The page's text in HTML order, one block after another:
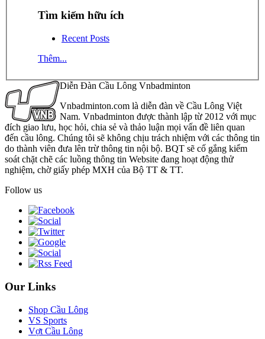
Tìm kiếm hữu ích
Recent Posts
Thêm...
Diễn Đàn Cầu Lông Vnbadminton
Vnbadminton.com là diễn đàn về Cầu Lông Việt
Nam. Vnbadminton được thành lập từ 2012 với mục
đích giao lưu, học hỏi, chia sẻ và thảo luận mọi vấn đề liên quan
đến cầu lông. Chúng tôi sẽ không chịu trách nhiệm với các thông tin
do thành viên đưa lên trừ thông tin nội bộ. BQT sẽ cố gắng kiểm
soát chặt chẽ các luồng thông tin Website đang hoạt động thử
nghiệm, chờ giấy phép MXH của Bộ TT & TT.
Follow us
Our Links
Shop Cầu Lông
VS Sports
Vợt Cầu Lông